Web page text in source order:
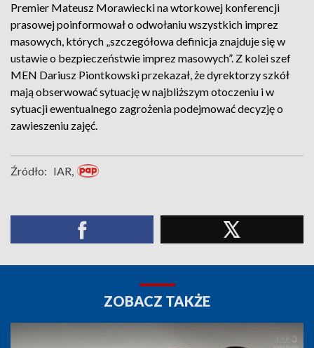
Premier Mateusz Morawiecki na wtorkowej konferencji
prasowej poinformował o odwołaniu wszystkich imprez
masowych, których „szczegółowa definicja znajduje się w
ustawie o bezpieczeństwie imprez masowych”. Z kolei szef
MEN Dariusz Piontkowski przekazał, że dyrektorzy szkół
mają obserwować sytuację w najbliższym otoczeniu i w
sytuacji ewentualnego zagrożenia podejmować decyzję o
zawieszeniu zajęć.
Źródło: IAR,
ZOBACZ TAKŻE